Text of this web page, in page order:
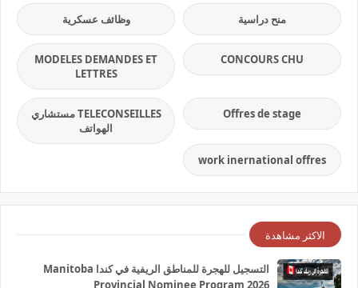
منح دراسية وظائف عسكرية
CONCOURS CHU
MODELES DEMANDES ET
LETTRES
Offres de stage
TELECONSEILLES مستشاري
الهواتف
work inernational offres
الاكثر مشاهدة
التسجيل للهجرة للمناطق الريفية في كندا Manitoba
Provincial Nominee Program 2026